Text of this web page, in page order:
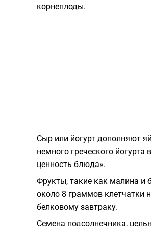
корнеплоды.
Сыр или йогурт дополняют
немного греческого
ценность блюда».
Фрукты, такие как малина и
около 8 граммов клетчатки
белковому завтраку.
Семена подсолнечника,